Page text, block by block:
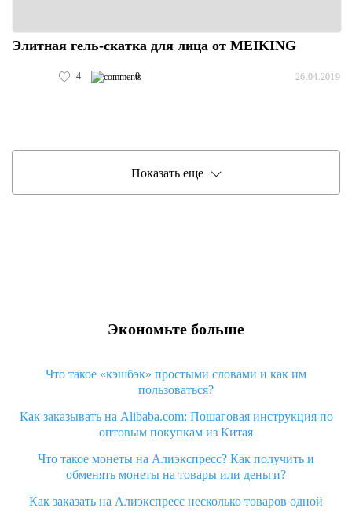
Элитная гель-скатка для лица от MEIKING
4 0 26.04.2019
Показать еще
Экономьте больше
Что такое «кэшбэк» простыми словами и как им
пользоваться?
Как заказывать на Alibaba.com: Пошаговая инструкция по
оптовым покупкам из Китая
Что такое монеты на Алиэкспресс? Как получить и
обменять монеты на товары или деньги?
Как заказать на Алиэкспресс несколько товаров одной